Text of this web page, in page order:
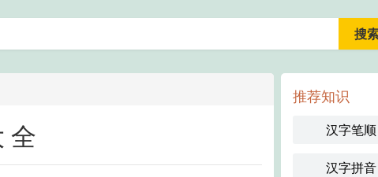
推荐知识
汉字笔顺
汉字拼音